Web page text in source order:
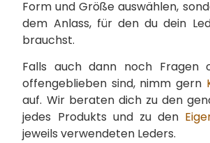
Form und Größe auswählen,
dem Anlass, für den du dein
brauchst.
Falls auch dann noch Fragen
offengeblieben sind, nimm gern
auf. Wir beraten dich zu den
jedes Produkts und zu den
jeweils verwendeten Leders.